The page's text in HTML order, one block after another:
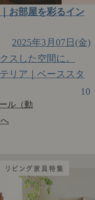
お部屋を彩るイン
2025年3月07日(金)
スした空間に。
リア｜ベーススタ
10
ル（動